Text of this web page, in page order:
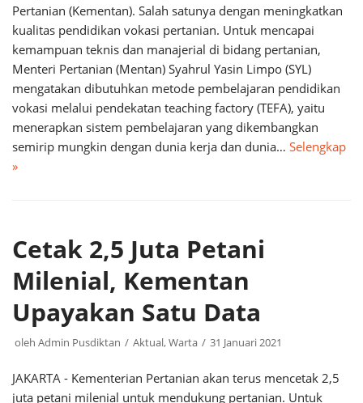
Pertanian (Kementan). Salah satunya dengan meningkatkan
kualitas pendidikan vokasi pertanian. Untuk mencapai
kemampuan teknis dan manajerial di bidang pertanian,
Menteri Pertanian (Mentan) Syahrul Yasin Limpo (SYL)
mengatakan dibutuhkan metode pembelajaran pendidikan
vokasi melalui pendekatan teaching factory (TEFA), yaitu
menerapkan sistem pembelajaran yang dikembangkan
semirip mungkin dengan dunia kerja dan dunia… Selengkap
»
Cetak 2,5 Juta Petani
Milenial, Kementan
Upayakan Satu Data
oleh Admin Pusdiktan Aktual,Warta 31 Januari 2021
JAKARTA - Kementerian Pertanian akan terus mencetak 2,5
juta petani milenial untuk mendukung pertanian. Untuk